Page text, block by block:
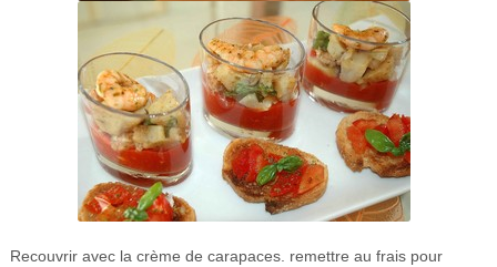
Recouvrir avec la crème de carapaces. remettre au frais pour